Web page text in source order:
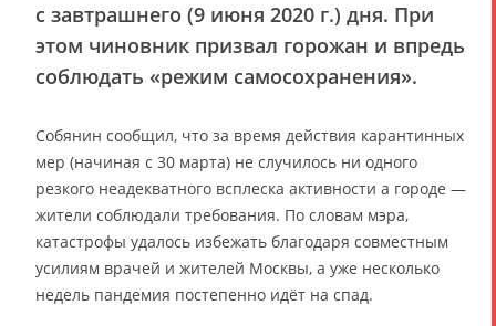
с завтрашнего (9 июня 2020 г.) дня. При
этом чиновник призвал горожан и впредь
соблюдать «режим самосохранения».
Собянин сообщил, что за время действия карантинных
мер (начиная с 30 марта) не случилось ни одного
резкого неадекватного всплеска активности а городе —
жители соблюдали требования. По словам мэра,
катастрофы удалось избежать благодаря совместным
усилиям врачей и жителей Москвы, а уже несколько
недель пандемия постепенно идёт на спад.